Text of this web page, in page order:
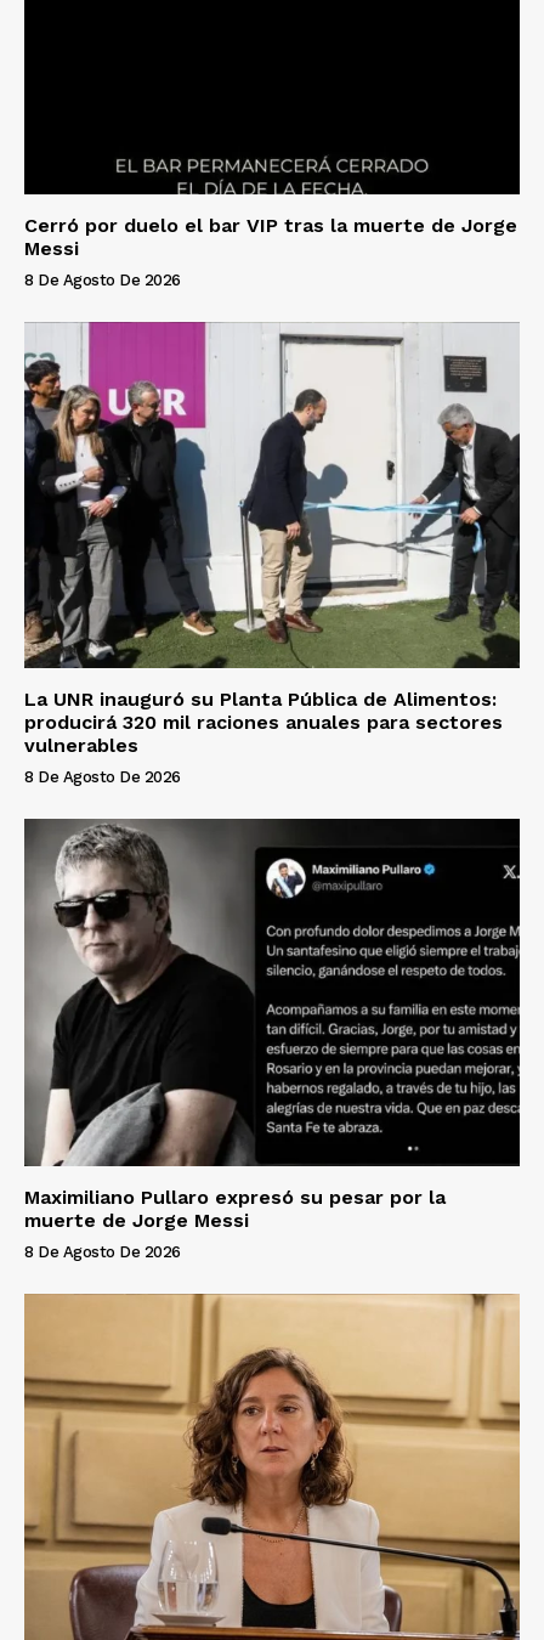
Cerró por duelo el bar VIP tras la muerte de Jorge
Messi
8 De Agosto De 2026
La UNR inauguró su Planta Pública de Alimentos:
producirá 320 mil raciones anuales para sectores
vulnerables
8 De Agosto De 2026
Maximiliano Pullaro expresó su pesar por la
muerte de Jorge Messi
8 De Agosto De 2026